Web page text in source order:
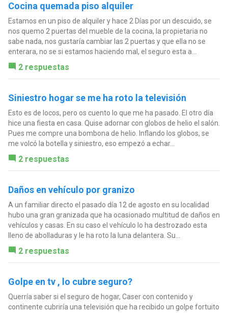
Cocina quemada piso alquiler
Estamos en un piso de alquiler y hace 2 Días por un descuido, se
nos quemo 2 puertas del mueble de la cocina, la propietaria no
sabe nada, nos gustaría cambiar las 2 puertas y que ella no se
enterara, no se si estamos haciendo mal, el seguro esta a...
2 respuestas
Siniestro hogar se me ha roto la televisión
Esto es de locos, pero os cuento lo que me ha pasado. El otro día
hice una fiesta en casa. Quise adornar con globos de helio el salón.
Pues me compre una bombona de helio. Inflando los globos, se
me volcó la botella y siniestro, eso empezó a echar...
2 respuestas
Daños en vehículo por granizo
A un familiar directo el pasado día 12 de agosto en su localidad
hubo una gran granizada que ha ocasionado multitud de daños en
vehículos y casas. En su caso el vehículo lo ha destrozado esta
lleno de abolladuras y le ha roto la luna delantera. Su...
2 respuestas
Golpe en tv , lo cubre seguro?
Querría saber si el seguro de hogar, Caser con contenido y
continente cubriría una televisión que ha recibido un golpe fortuito